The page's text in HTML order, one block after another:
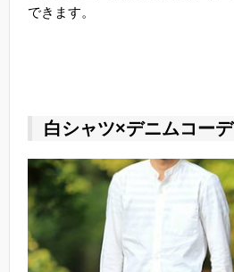
できます。
白シャツ×デニムコーデ